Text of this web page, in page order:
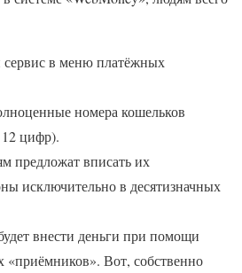
в меню платёжных
номера кошельков
цифр).
предложат вписать их
исключительно в десятизначных
внести деньги при помощи
«приёмников». Вот, собственно